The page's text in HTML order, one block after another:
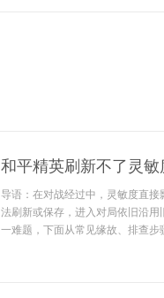
和平精英刷新不了灵
导语：在对战经过中，灵敏度直
法刷新或保存，进入对局依旧沿
一难题，下面从常见缘故、排查